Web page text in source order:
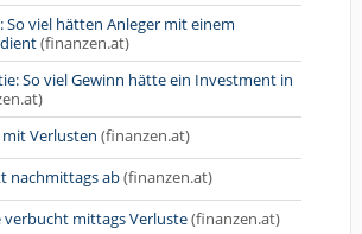
So viel hätten Anleger mit einem
(finanzen.at)
So viel Gewinn hätte ein Investment in
mit Verlusten (finanzen.at)
nachmittags ab(finanzen.at)
verbucht mittags Verluste(finanzen.at)